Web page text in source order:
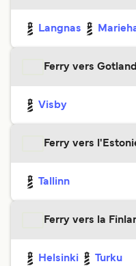
Langnas
Ferry vers Gotland
Visby
Ferry vers
Tallinn
Ferry vers la
Helsinki Turku